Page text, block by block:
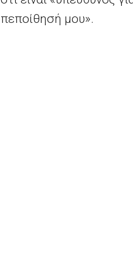
πεποίθησή μου».